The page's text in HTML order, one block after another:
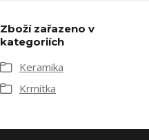
Zboží zařazeno v
kategoriích
Keramika
Krmítka